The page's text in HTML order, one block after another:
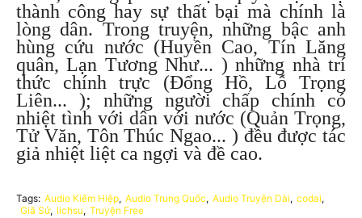
thành công hay sự thất bại mà chính là
lòng dân. Trong truyện, những bậc anh
hùng cứu nước (Huyền Cao, Tín Lăng
quân, Lạn Tương Như... ) những nhà trí
thức chính trực (Đổng Hồ, Lỗ Trọng
Liên... ); những người chấp chính có
nhiệt tình với dân với nước (Quản Trọng,
Tử Văn, Tôn Thúc Ngao... ) đều được tác
giả nhiệt liệt ca ngợi và đề cao.
Tags: Audio Kiếm Hiệp Audio Trung Quốc Audio Truyện Dài codai
Giã Sử lichsu Truyện Free